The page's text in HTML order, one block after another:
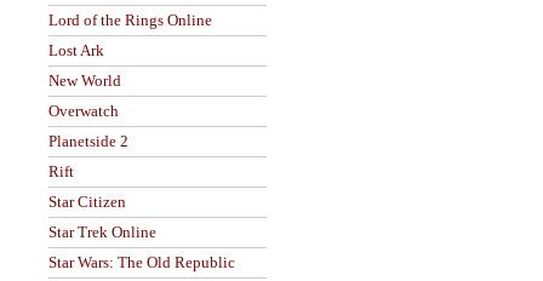
Lord of the Rings Online
Lost Ark
New World
Overwatch
Planetside 2
Rift
Star Citizen
Star Trek Online
Star Wars: The Old Republic